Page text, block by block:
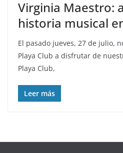
Virginia Maestro:
historia musical
El pasado jueves, 27 de julio,
Playa Club a disfrutar de
Playa Club,
Leer más